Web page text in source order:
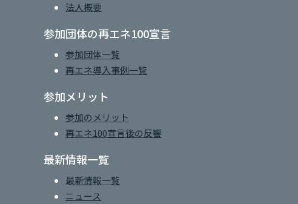
法人概要
参加団体の再エネ100宣言
参加団体一覧
再エネ導入事例一覧
参加メリット
参加のメリット
再エネ100宣言後の反響
最新情報一覧
最新情報一覧
ニュース